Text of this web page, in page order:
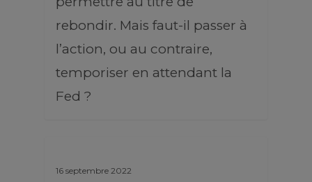
rebondir. Mais faut-il passer à
l’action, ou au contraire,
temporiser en attendant la
Fed ?
16 septembre 2022